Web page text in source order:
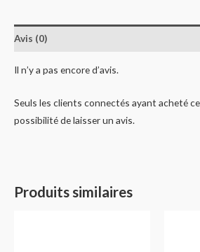
Avis (0)
Il n’y a pas encore d’avis.
Seuls les clients connectés ayant acheté
possibilité de laisser un avis.
Produits similaires